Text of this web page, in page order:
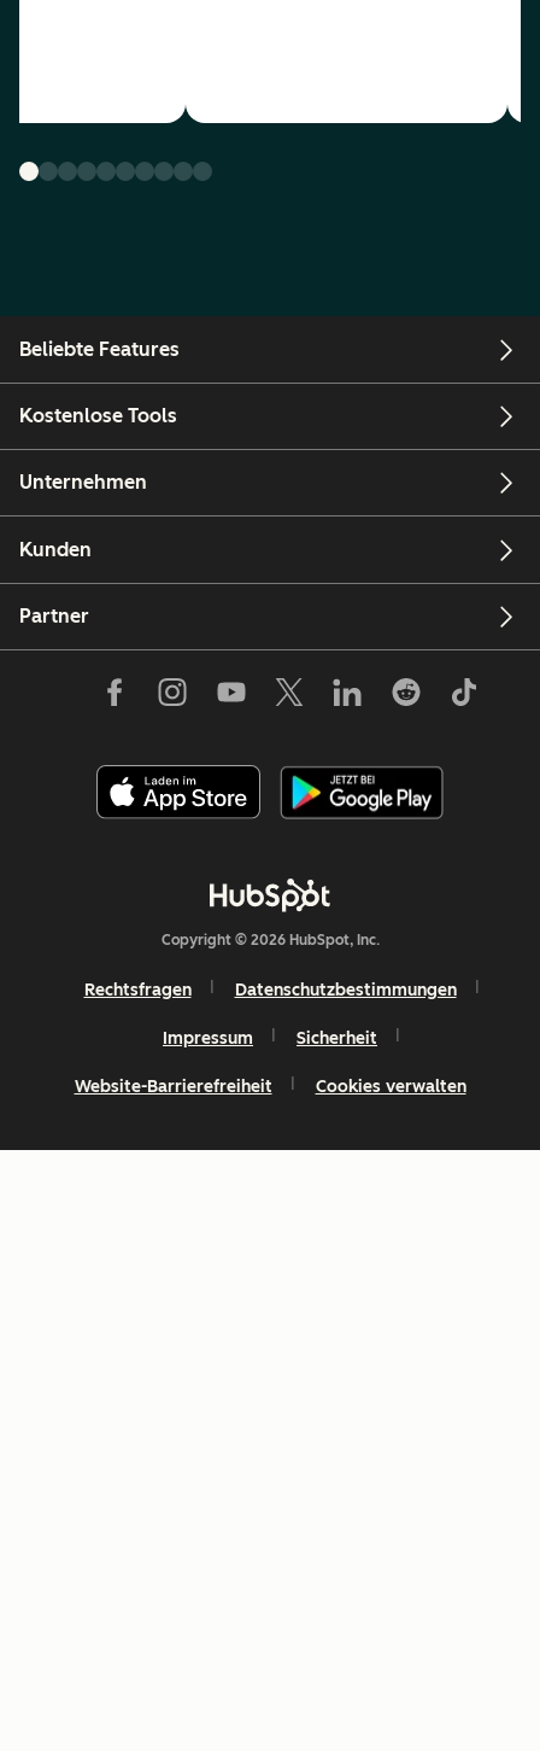
Beliebte Features
Kostenlose Tools
Unternehmen
Kunden
Partner
Copyright © 2026 HubSpot, Inc.
Rechtsfragen Datenschutzbestimmungen
Impressum Sicherheit
Website-Barrierefreiheit Cookies verwalten